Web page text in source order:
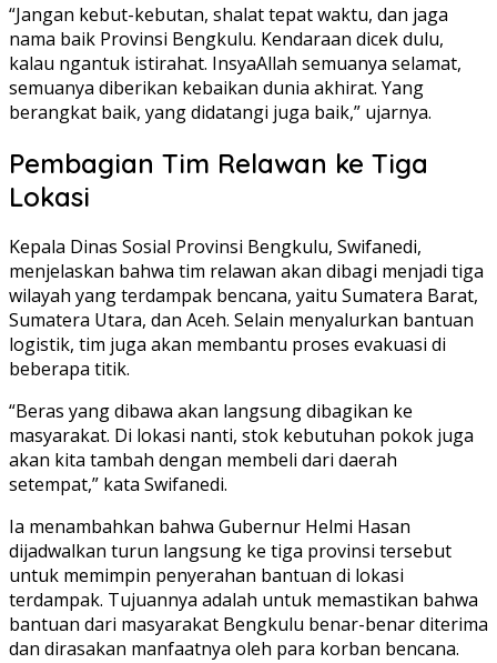
“Jangan kebut-kebutan, shalat tepat waktu, dan jaga
nama baik Provinsi Bengkulu. Kendaraan dicek dulu,
kalau ngantuk istirahat. InsyaAllah semuanya selamat,
semuanya diberikan kebaikan dunia akhirat. Yang
berangkat baik, yang didatangi juga baik,” ujarnya.
Pembagian Tim Relawan ke Tiga
Lokasi
Kepala Dinas Sosial Provinsi Bengkulu, Swifanedi,
menjelaskan bahwa tim relawan akan dibagi menjadi tiga
wilayah yang terdampak bencana, yaitu Sumatera Barat,
Sumatera Utara, dan Aceh. Selain menyalurkan bantuan
logistik, tim juga akan membantu proses evakuasi di
beberapa titik.
“Beras yang dibawa akan langsung dibagikan ke
masyarakat. Di lokasi nanti, stok kebutuhan pokok juga
akan kita tambah dengan membeli dari daerah
setempat,” kata Swifanedi.
Ia menambahkan bahwa Gubernur Helmi Hasan
dijadwalkan turun langsung ke tiga provinsi tersebut
untuk memimpin penyerahan bantuan di lokasi
terdampak. Tujuannya adalah untuk memastikan bahwa
bantuan dari masyarakat Bengkulu benar-benar diterima
dan dirasakan manfaatnya oleh para korban bencana.